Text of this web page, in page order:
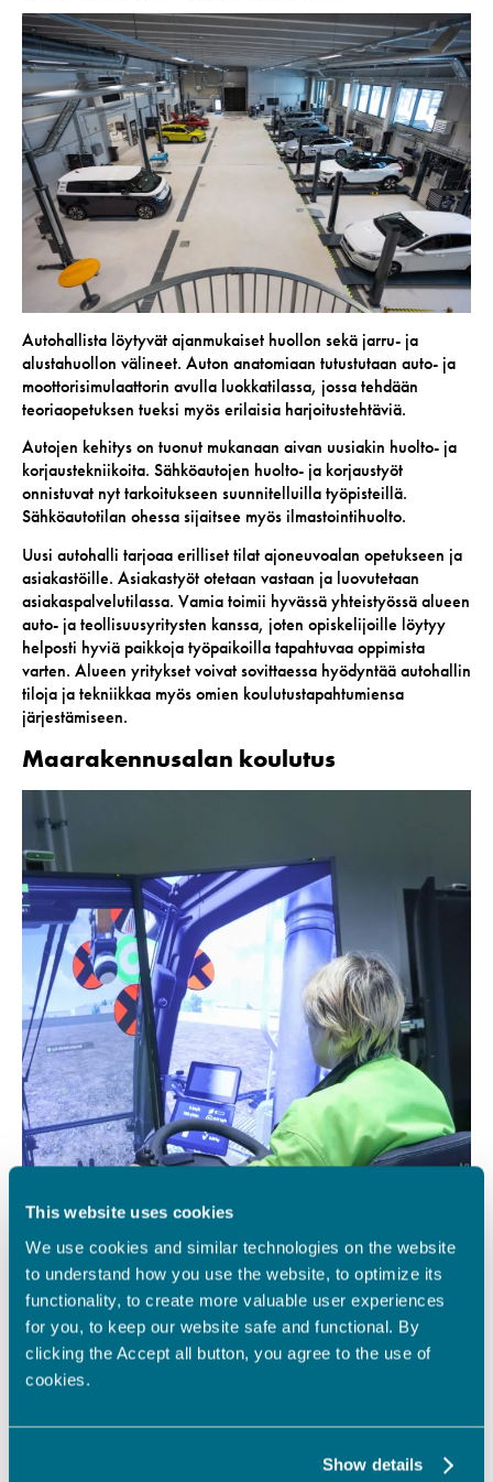
This website uses cookies
We use cookies and similar technologies on the website
to understand how you use the website, to optimize its
functionality, to create more valuable user experiences
for you, to keep our website safe and functional. By
clicking the Accept all button, you agree to the use of
cookies.
Show details
Autohallista löytyvät ajanmukaiset huollon sekä jarru- ja
alustahuollon välineet. Auton anatomiaan tutustutaan auto- ja
moottorisimulaattorin avulla luokkatilassa, jossa tehdään
teoriaopetuksen tueksi myös erilaisia harjoitustehtäviä.
Autojen kehitys on tuonut mukanaan aivan uusiakin huolto- ja
korjaustekniikoita. Sähköautojen huolto- ja korjaustyöt
onnistuvat nyt tarkoitukseen suunnitelluilla työpisteillä.
Sähköautotilan ohessa sijaitsee myös ilmastointihuolto.
Uusi autohalli tarjoaa erilliset tilat ajoneuvoalan opetukseen ja
asiakastöille. Asiakastyöt otetaan vastaan ja luovutetaan
asiakaspalvelutilassa. Vamia toimii hyvässä yhteistyössä alueen
auto- ja teollisuusyritysten kanssa, joten opiskelijoille löytyy
helposti hyviä paikkoja työpaikoilla tapahtuvaa oppimista
varten. Alueen yritykset voivat sovittaessa hyödyntää autohallin
tiloja ja tekniikkaa myös omien koulutustapahtumiensa
järjestämiseen.
Maarakennusalan koulutus